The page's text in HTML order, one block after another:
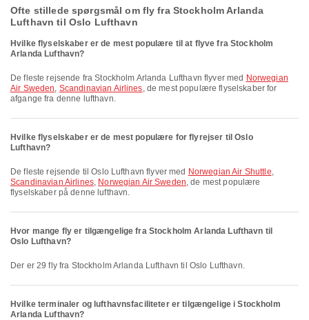
Ofte stillede spørgsmål om fly fra Stockholm Arlanda
Lufthavn til Oslo Lufthavn
Hvilke flyselskaber er de mest populære til at flyve fra Stockholm
Arlanda Lufthavn?
De fleste rejsende fra Stockholm Arlanda Lufthavn flyver med Norwegian
Air Sweden, Scandinavian Airlines, de mest populære flyselskaber for
afgange fra denne lufthavn.
Hvilke flyselskaber er de mest populære for flyrejser til Oslo
Lufthavn?
De fleste rejsende til Oslo Lufthavn flyver med Norwegian Air Shuttle,
Scandinavian Airlines, Norwegian Air Sweden, de mest populære
flyselskaber på denne lufthavn.
Hvor mange fly er tilgængelige fra Stockholm Arlanda Lufthavn til
Oslo Lufthavn?
Der er 29 fly fra Stockholm Arlanda Lufthavn til Oslo Lufthavn.
Hvilke terminaler og lufthavnsfaciliteter er tilgængelige i Stockholm
Arlanda Lufthavn?